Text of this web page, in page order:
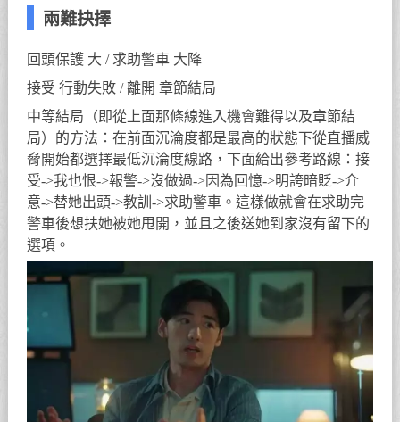
兩難抉擇
回頭保護 大 / 求助警車 大降
接受 行動失敗 / 離開 章節結局
中等結局（即從上面那條線進入機會難得以及章節結
局）的方法：在前面沉淪度都是最高的狀態下從直播威
脅開始都選擇最低沉淪度線路，下面給出參考路線：接
受->我也恨->報警->沒做過->因為回憶->明誇暗貶->介
意->替她出頭->教訓->求助警車。這樣做就會在求助完
警車後想扶她被她甩開，並且之後送她到家沒有留下的
選項。